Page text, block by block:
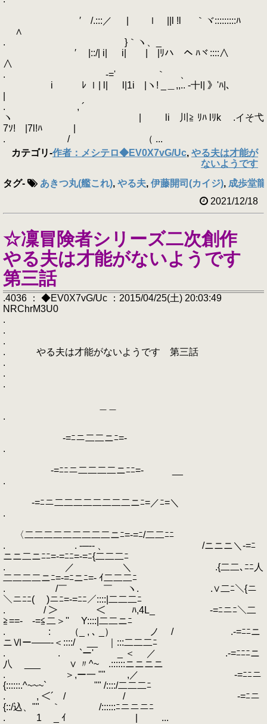
′ /.:::／ | ｌ ||l !l ゞ ｀ヾ:::::::::ﾊ
∧
. }｀ヽ、_
′ |::/| i| i| | |ﾘハ ヘ ﾊヾ::::∧
∧
. -=' ｀ 、
i ﾚ ｌ| l| l|1i |ヽ! _＿,,.. -十l| 》'ﾊ|、
. , ´
ヽ | li 川≧ ﾘﾊ lﾘk .イそ弋
7ｿ! |7l!ﾊ |
. / （ ...
カテゴリ-作者：メシテロ◆EV0X7vG/Uc, やる夫は才能が
ないようです
タグ- あきつ丸(艦これ), やる夫, 伊藤開司(カイジ), 成歩堂
2021/12/18
☆凜冒険者シリーズ二次創作
やる夫は才能がないようです
第三話
.4036 ： ◆EV0X7vG/Uc ：2015/04/25(土) 20:03:49
NRChrM3U0
.
.
.
. やる夫は才能がないようです 第三話
.
.
.
.
-=ﾆニ二二ニﾆ=-
.
-=ﾆﾆニ二二二二ニﾆﾆ=- __
.
-=ﾆニ二二二二二二二二ニﾆ=／ﾆ=＼
.
〈二二二二二二二二二ニﾆ=-=ﾆ/二二ﾆﾆ
. . -─‐- 、 /ニニニ＼-=ﾆ
ニニ二ニﾆﾆ=-=ﾆﾆ=-=ﾆ{二二二ﾆ
. ／ ＼ .{二二､ﾆﾆ人
二二二二ニﾆ=-=ﾆニﾆ=- ｲ二二二ﾆ
. /￣ ￣ ヽ. .∨二ﾆ＼{ニ
＼ニﾆﾆ( )ニﾆ=-=ﾆﾆ／::::|二二二ﾆ
. / ＞ ＜ ﾊ,4L_ -=ﾆニﾆ＼二
≧==- -=≦二＞'' Y::::|二二ニﾆ
. : （_ , ､ _） ノ / .-=ﾆﾆニ
ニⅥー――‐＜::::/ __ ｜:::二二二ﾆ
. ゝ. `ー' _ ＜ ／ .-=ﾆﾆﾆニ
八 ___ ∨ 〃^~ .::::::ニニニニ
. ＞,ー一 "" ,／ -=ﾆﾆニ
{::::::.^~~~` "" /::::/二二二ﾆ
. , ＜´ / / -=ﾆニ
{::/込、"" ｀ /::::::ﾆニニニﾆ
. 1 _ ｲ | ...